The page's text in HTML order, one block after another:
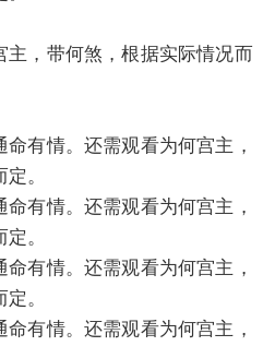
主，带何煞，根据实际情况而
有情。还需观看为何宫主，
。
有情。还需观看为何宫主，
。
有情。还需观看为何宫主，
。
有情。还需观看为何宫主，